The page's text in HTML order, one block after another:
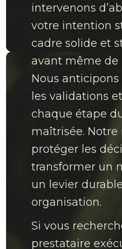
intervenons
votre intention
cadre solide et
avant même de
Nous
les validations
chaque étape
maîtrisée. Notre
protéger les
transformer un
un levier
organisation.
Si vous
prestataire